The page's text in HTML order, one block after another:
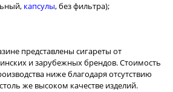
капсулы, без фильтра);
представлены сигареты от
и зарубежных брендов. Стоимость
ниже благодаря отсутствию
же высоком качестве изделий.